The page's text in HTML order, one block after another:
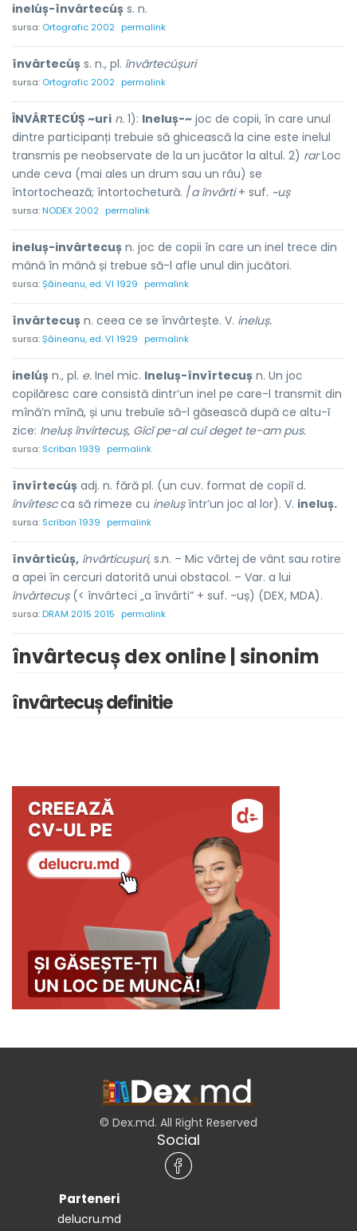
inelúș-învârtecúș s. n.
sursa: Ortografic 2002 permalink
învârtecúș s. n., pl. învârtecúșuri
sursa: Ortografic 2002 permalink
ÎNVÂRTECÚȘ ~uri n. 1): Ineluș-~ joc de copii, în care unul
dintre participanți trebuie să ghicească la cine este inelul
transmis pe neobservate de la un jucător la altul. 2) rarLoc
unde ceva (mai ales un drum sau un râu) se
întortochează; întortochetură. /a învârti+ suf. ~uș
sursa:NODEX 2002 permalink
ineluș-invârtecuș n. joc de copii în care un inel trece din
mână în mână și trebue să-l afle unul din jucători.
sursa:Șăineanu, ed. VI 1929 permalink
învârtecuș n. ceea ce se învârtește. V. ineluș.
sursa:Șăineanu, ed. VI 1929 permalink
inelúș n., pl. e. Inel mic. Ineluș-învîrtecuș n. Un joc
copilăresc care consistă dintr’un inel pe care-l transmit din
mînă’n mînă, și unu trebuĭe să-l găsească după ce altu-ĭ
zice: Ineluș învîrtecuș, Gîcĭ pe-al cuĭ deget te-am pus.
sursa: Scriban 1939 permalink
învîrtecúș adj. n. fără pl. (un cuv. format de copiĭ d.
învîrtescca să rimeze cu inelușîntr’un joc al lor). V. ineluș.
sursa: Scriban 1939 permalink
învârticúș, învârticușuri, s.n. – Mic vârtej de vânt sau rotire
a apei în cercuri datorită unui obstacol. – Var. a lui
învârtecuș(< învârteci „a învârti” + suf. -uș) (DEX, MDA).
sursa:DRAM 2015 2015 permalink
învârtecuș dex online | sinonim
învârtecuș definitie
© Dex.md. All Right Reserved
Social
Parteneri
delucru.md